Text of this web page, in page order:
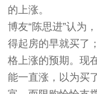
的上涨。
博友“陈思进”认为
得起房的早就买了
格上涨的预期。现
能一直涨，以为买